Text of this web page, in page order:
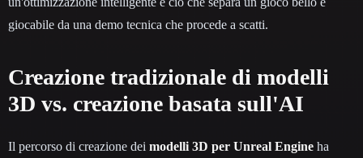
giocabile da una demo tecnica che procede a scatti.
Creazione tradizionale di modelli
3D vs. creazione basata sull'AI
Il percorso di creazione dei modelli 3D per Unreal Engine ha